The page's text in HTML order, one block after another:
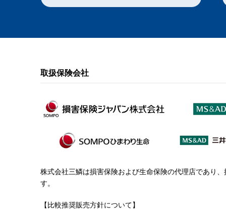
取扱保険会社
株式会社三鱗は損害保険および生命保険の代理店であり
す。
【比較推奨販売方針について】